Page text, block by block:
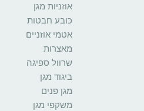
אוזניות מגן
כובע חבטות
אטמי אוזניים
מאצרות
שרוול ספיגה
ביגוד מגן
מגן פנים
משקפי מגן